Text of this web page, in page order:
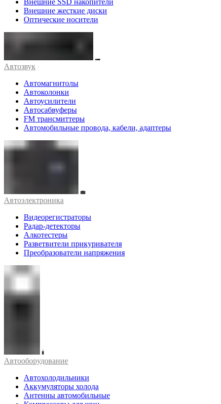
Внешние жесткие диски
Оптические носители
Автозвук
Автомагнитолы
Автоколонки
Автоусилители
Автосабвуферы
FM трансмиттеры
Автомобильные провода, кабели, адаптеры
Автоэлектроника
Видеорегистраторы
Радар-детекторы
Алкотестеры
Разветвители прикуривателя
Преобразователи напряжения
Автооборудование
Автохолодильники
Аккумуляторы холода
Антенны автомобильные